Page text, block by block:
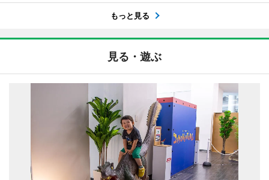
もっと見る
見る・遊ぶ